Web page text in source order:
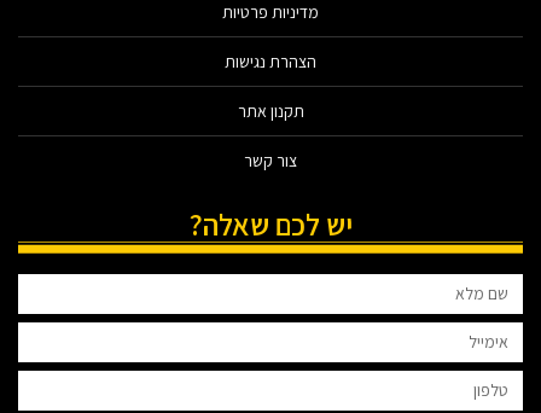
מדיניות פרטיות
הצהרת נגישות
תקנון אתר
צור קשר
יש לכם שאלה?